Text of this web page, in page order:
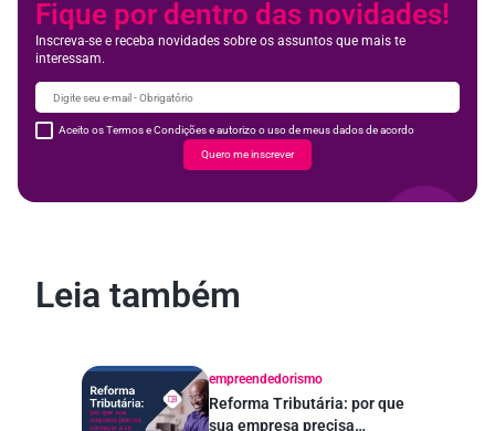
Fique por dentro das novidades!
Inscreva-se e receba novidades sobre os assuntos que mais te
interessam.
Aceito os Termos e Condições e autorizo o uso de meus dados de acordo
Quero me inscrever
Leia também
empreendedorismo
Reforma Tributária: por que
sua empresa precisa